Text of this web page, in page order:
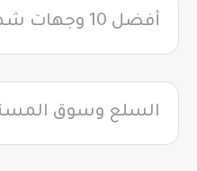
أفضل 10 وجهات شهر العسل في تركيا
السلع وسوق